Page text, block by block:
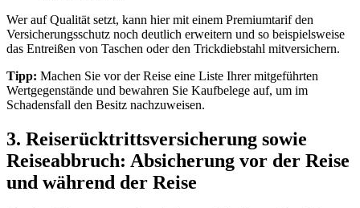
Wer auf Qualität setzt, kann hier mit einem Premiumtarif den
Versicherungsschutz noch deutlich erweitern und so beispielsweise
das Entreißen von Taschen oder den Trickdiebstahl mitversichern.
Tipp: Machen Sie vor der Reise eine Liste Ihrer mitgeführten
Wertgegenstände und bewahren Sie Kaufbelege auf, um im
Schadensfall den Besitz nachzuweisen.
3. Reiserücktrittsversicherung sowie
Reiseabbruch: Absicherung vor der Reise
und während der Reise